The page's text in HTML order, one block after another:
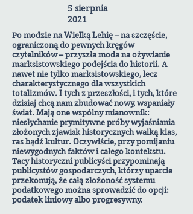
5 sierpnia
2021
Po modzie na Wielką Lehię – na szczęście,
ograniczoną do pewnych kręgów
czytelników – przyszła moda na ożywianie
marksistowskiego podejścia do historii. A
nawet nie tylko marksistowskiego, lecz
charakterystycznego dla wszystkich
totalizmów. I tych z przeszłości, i tych, które
dzisiaj chcą nam zbudować nowy, wspaniały
świat. Mają one wspólny mianownik:
niesłychanie prymitywne próby wyjaśniania
złożonych zjawisk historycznych walką klas,
ras bądź kultur. Oczywiście, przy pomijaniu
niewygodnych faktów i całego kontekstu.
Tacy historyczni publicyści przypominają
publicystów gospodarczych, którzy uparcie
przekonują, że całą złożoność systemu
podatkowego można sprowadzić do opcji:
podatek liniowy albo progresywny.